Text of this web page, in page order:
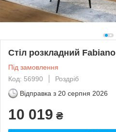
Стіл розкладний Fabiano
Під замовлення
Код: 56990
Роздріб
Відправка з 20 серпня 2026
10 019 ₴